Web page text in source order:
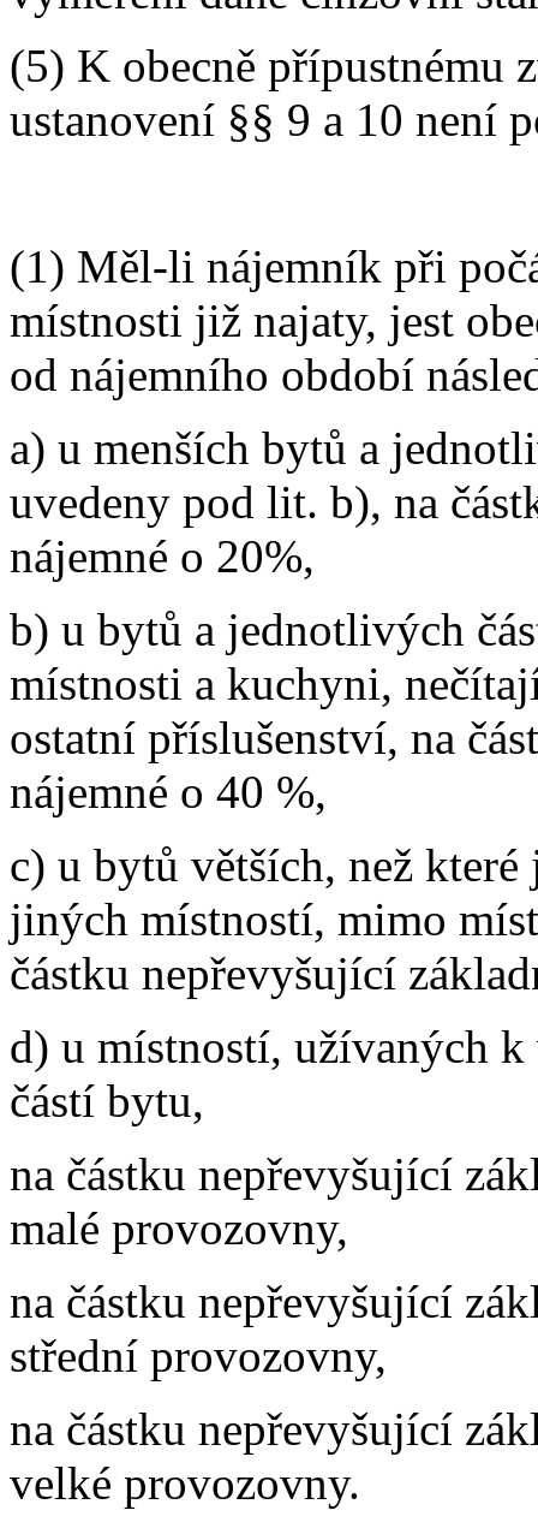
(5) K obecně přípustnému
ustanovení §§ 9 a 10 není
(1) Měl-li nájemník při
místnosti již najaty, jest
od nájemního období
a) u menších bytů a
uvedeny pod lit. b), na
nájemné o 20%,
b) u bytů a jednotlivých
místnosti a kuchyni,
ostatní příslušenství, na
nájemné o 40 %,
c) u bytů větších, než
jiných místností, mimo
částku nepřevyšující
d) u místností, užívaných
částí bytu,
na částku nepřevyšující
malé provozovny,
na částku nepřevyšující
střední provozovny,
na částku nepřevyšující
velké provozovny.